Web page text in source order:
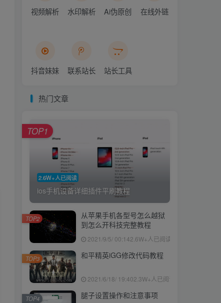
视频解析 水印解析 Ai伪原创 在线外链
抖音妹妹 联系站长 站长工具
热门文章
2.6W+人已阅读
ios手机设备详细插件平刷教程
TOP1
从苹果手机各型号怎么越狱
到怎么开科技完整教程
2021/9/5/ 00:142.6W+人已阅读
TOP2
和平精英iGG修改代码教程
2021/6/18/ 19:402.3W+人已阅读
TOP3
腿子设置操作和注意事项
TOP4